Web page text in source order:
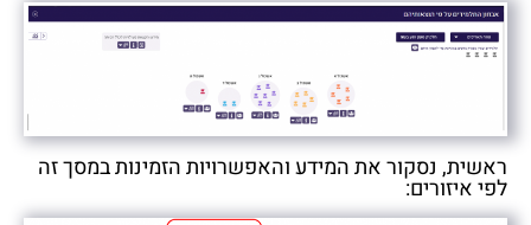
ראשית, נסקור את המידע והאפשרויות הזמינות במסך זה
לפי איזורים: